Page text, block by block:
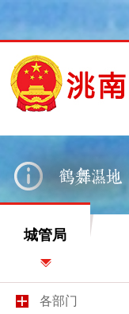
城管局
各部门